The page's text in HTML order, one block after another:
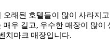
래된 호텔들이 많이 사라지
우 길고, 우수한 매장이 많이
치마크 매장입니다.